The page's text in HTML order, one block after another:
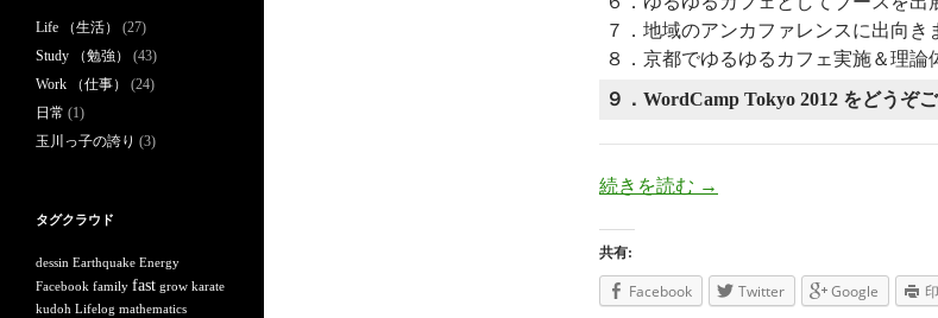
７．地域のアンカファレンスに出向き
８．京都でゆるゆるカフェ実施＆理論
９．WordCamp Tokyo 2012 をどうぞ
続きを読む ゆるやかにつながろう ♪：
→
共有:
Facebook Twitter Google
Life （生活）
(27)
Study （勉強）
(43)
Work （仕事）
(24)
日常 (1)
玉川っ子の誇り (3)
タグクラウド
dessin Earthquake Energy
Facebook family fast grow karate
kudoh Lifelog mathematics